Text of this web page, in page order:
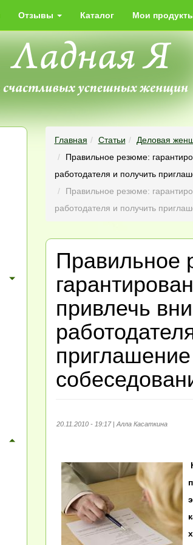
Отзывы Каталог Мои
Главная Статьи Деловая
Правильное резюме:
работодателя и получить
Правильное резюме:
работодателя и получить
Правильное
привлечь
20.11.2010 - 19:17 | Алла Касаткина